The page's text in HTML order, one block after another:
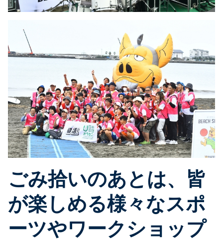
ごみ拾いのあとは、皆
が楽しめる様々なスポ
ーツやワークショップ